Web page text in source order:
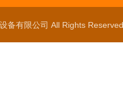
设备有限公司 All Rights